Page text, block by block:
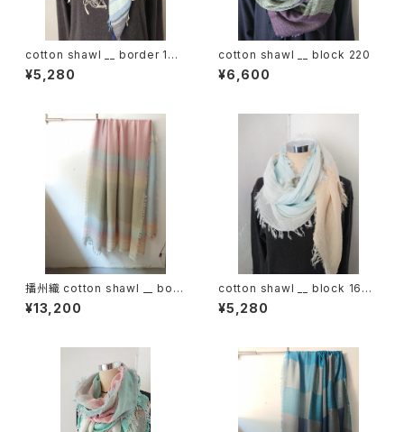
cotton shawl __ border 160
蒼昊w
¥5,280
cotton shawl __ block 220
¥6,600
播州織 cotton shawl __ bord
er220-120 薄霞BG
¥13,200
cotton shawl __ block 160
朝朗w
¥5,280